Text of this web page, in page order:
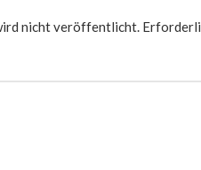
nicht veröffentlicht.